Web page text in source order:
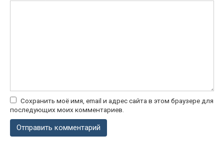
Сохранить моё имя, email и адрес сайта в этом браузере для
последующих моих комментариев.